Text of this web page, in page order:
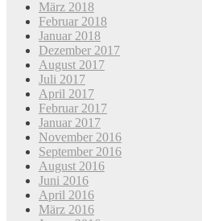
März 2018
Februar 2018
Januar 2018
Dezember 2017
August 2017
Juli 2017
April 2017
Februar 2017
Januar 2017
November 2016
September 2016
August 2016
Juni 2016
April 2016
März 2016